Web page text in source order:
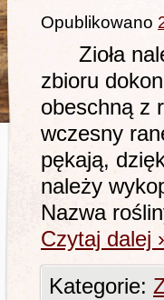
Opublikowano
Zioła
zbioru
obeschną z
wczesny
pękają,
należy
Nazwa
Czytaj dalej
Kategorie: